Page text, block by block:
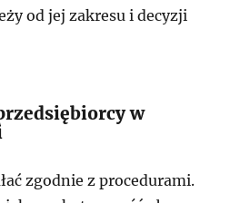
od jej zakresu i decyzji
w
zgodnie z procedurami.